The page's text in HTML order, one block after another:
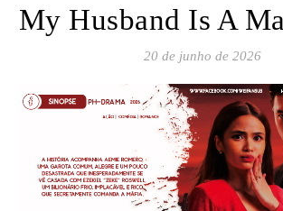
My Husband Is A
20 de junho de 2026